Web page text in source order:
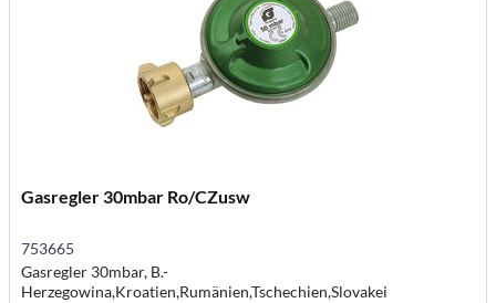
Gasregler 30mbar Ro/CZusw
753665
Gasregler 30mbar, B.-
Herzegowina,Kroatien,Rumänien,Tschechien,Slovakei